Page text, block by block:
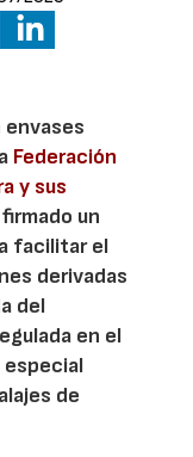
envases
Federación
y sus
un
facilitar el
derivadas
del
en el
de